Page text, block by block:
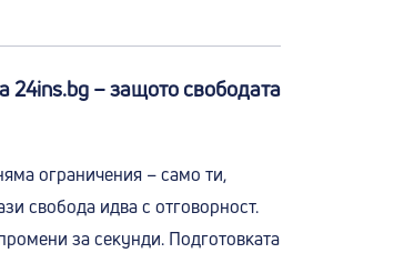
24ins.bg – защото свободата
ограничения – само ти,
свобода идва с отговорност.
за секунди. Подготовката